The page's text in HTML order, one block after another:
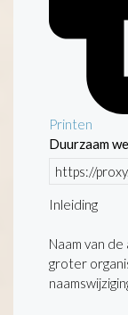
Printen
Duurzaam
Inleiding
Naam van
groter